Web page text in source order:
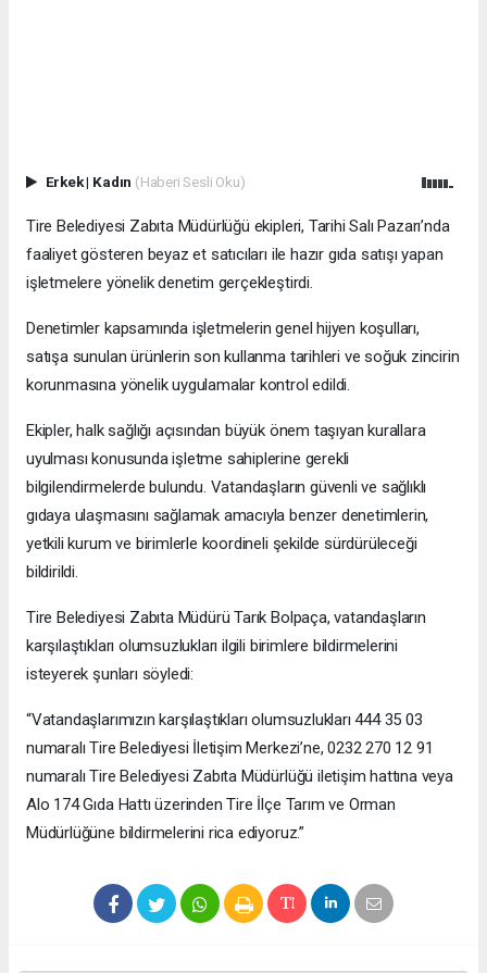
Erkek| Kadın (Haberi Sesli Oku)
Tire Belediyesi Zabıta Müdürlüğü ekipleri, Tarihi Salı Pazarı’nda
faaliyet gösteren beyaz et satıcıları ile hazır gıda satışı yapan
işletmelere yönelik denetim gerçekleştirdi.
Denetimler kapsamında işletmelerin genel hijyen koşulları,
satışa sunulan ürünlerin son kullanma tarihleri ve soğuk zincirin
korunmasına yönelik uygulamalar kontrol edildi.
Ekipler, halk sağlığı açısından büyük önem taşıyan kurallara
uyulması konusunda işletme sahiplerine gerekli
bilgilendirmelerde bulundu. Vatandaşların güvenli ve sağlıklı
gıdaya ulaşmasını sağlamak amacıyla benzer denetimlerin,
yetkili kurum ve birimlerle koordineli şekilde sürdürüleceği
bildirildi.
Tire Belediyesi Zabıta Müdürü Tarık Bolpaça, vatandaşların
karşılaştıkları olumsuzlukları ilgili birimlere bildirmelerini
isteyerek şunları söyledi:
“Vatandaşlarımızın karşılaştıkları olumsuzlukları 444 35 03
numaralı Tire Belediyesi İletişim Merkezi’ne, 0232 270 12 91
numaralı Tire Belediyesi Zabıta Müdürlüğü iletişim hattına veya
Alo 174 Gıda Hattı üzerinden Tire İlçe Tarım ve Orman
Müdürlüğüne bildirmelerini rica ediyoruz.”